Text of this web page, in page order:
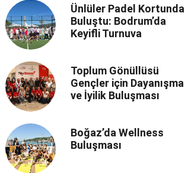
Ünlüler Padel Kortunda
Buluştu: Bodrum’da
Keyifli Turnuva
Toplum Gönüllüsü
Gençler için Dayanışma
ve İyilik Buluşması
Boğaz’da Wellness
Buluşması